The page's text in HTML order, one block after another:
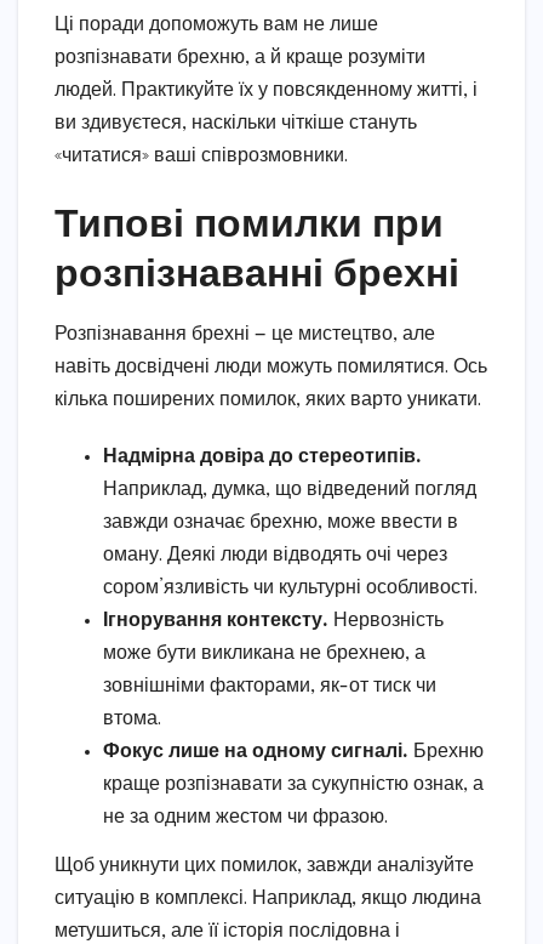
Ці поради допоможуть вам не лише
розпізнавати брехню, а й краще розуміти
людей. Практикуйте їх у повсякденному житті, і
ви здивуєтеся, наскільки чіткіше стануть
«читатися» ваші співрозмовники.
Типові помилки при
розпізнаванні брехні
Розпізнавання брехні — це мистецтво, але
навіть досвідчені люди можуть помилятися. Ось
кілька поширених помилок, яких варто уникати.
Надмірна довіра до стереотипів.
Наприклад, думка, що відведений погляд
завжди означає брехню, може ввести в
оману. Деякі люди відводять очі через
сором’язливість чи культурні особливості.
Ігнорування контексту. Нервозність
може бути викликана не брехнею, а
зовнішніми факторами, як-от тиск чи
втома.
Фокус лише на одному сигналі. Брехню
краще розпізнавати за сукупністю ознак, а
не за одним жестом чи фразою.
Щоб уникнути цих помилок, завжди аналізуйте
ситуацію в комплексі. Наприклад, якщо людина
метушиться, але її історія послідовна і